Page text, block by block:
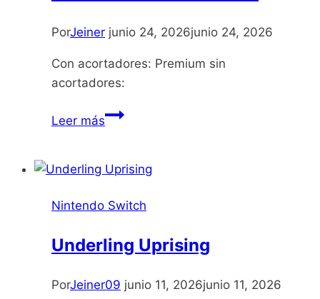
PorJeiner junio 24, 2026junio 24, 2026
Con acortadores: Premium sin
acortadores:
Leer másBaki
Arena
Nintendo Switch
Underling Uprising
PorJeiner09 junio 11, 2026junio 11, 2026